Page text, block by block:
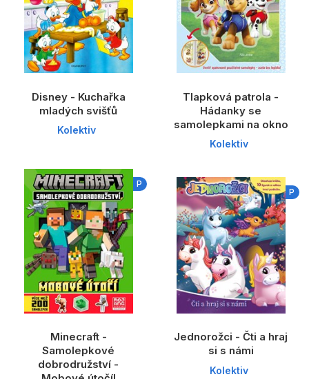
Disney - Kuchařka
mladých svišťů
Kolektiv
Tlapková patrola -
Hádanky se
samolepkami na okno
Kolektiv
P
Minecraft -
Samolepkové
dobrodružství -
P
Jednorožci - Čti a hraj
si s námi
Kolektiv